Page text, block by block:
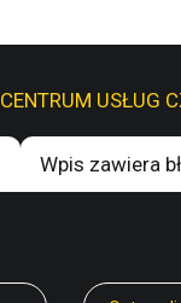
Wpis zawiera